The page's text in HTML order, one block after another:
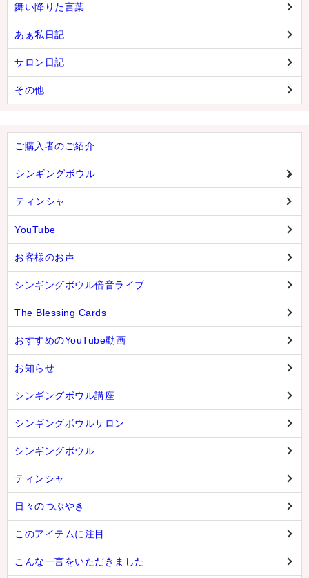
舞い降りた言葉
あぁ私日記
サロン日記
その他
ご購入者のご紹介
シンギングボウル
ティンシャ
YouTube
お客様のお声
シンギングボウル倍音ライブ
The Blessing Cards
おすすめのYouTube動画
お知らせ
シンギングボウル講座
シンギングボウルサロン
シンギングボウル
ティンシャ
日々のつぶやき
このアイテムに注目
こんな一言をいただきました